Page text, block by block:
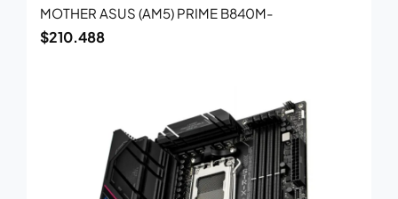
MOTHER ASUS (AM5) PRIME B840M-
$210.488